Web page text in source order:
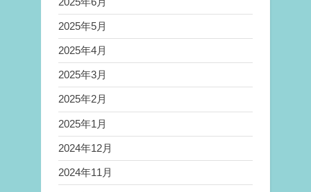
2025年5月
2025年4月
2025年3月
2025年2月
2025年1月
2024年12月
2024年11月